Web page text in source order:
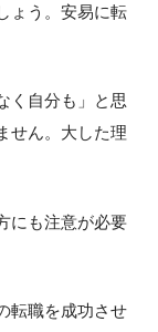
ょう。安易に転
く自分も」と思
せん。大した理
にも注意が必要
転職を成功させ